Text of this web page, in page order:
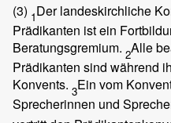
(3) 1Der landeskirchliche
Prädikanten ist ein
Beratungsgremium. 2Alle
Prädikanten sind während
Konvents. 3Ein vom
Sprecherinnen und